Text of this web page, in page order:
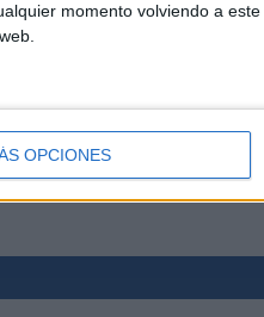
momento volviendo a
OPCIONES
en puestos de play-off de